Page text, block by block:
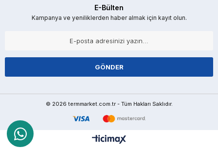
E-Bülten
Kampanya ve yeniliklerden haber almak için kayıt olun.
GÖNDER
© 2026 termmarket.com.tr - Tüm Hakları Saklıdır.